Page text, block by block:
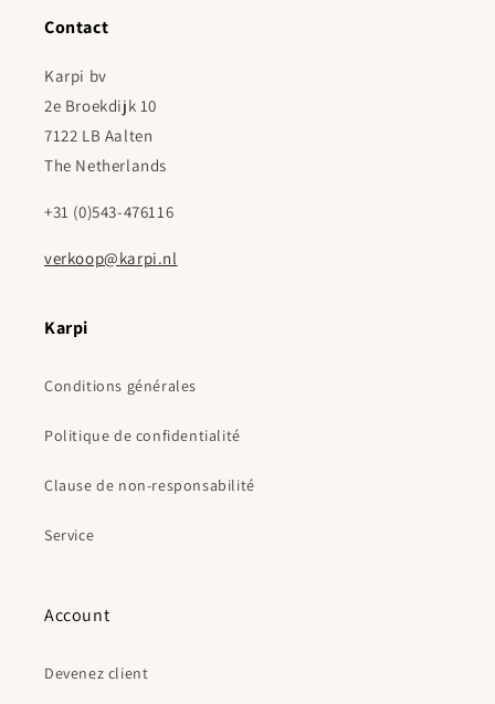
Contact
Karpi bv
2e Broekdijk 10
7122 LB Aalten
The Netherlands
+31 (0)543-476116
verkoop@karpi.nl
Karpi
Conditions générales
Politique de confidentialité
Clause de non-responsabilité
Service
Account
Devenez client